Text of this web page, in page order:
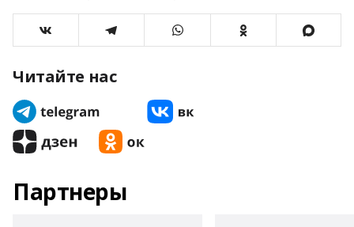
Читайте нас
Партнеры